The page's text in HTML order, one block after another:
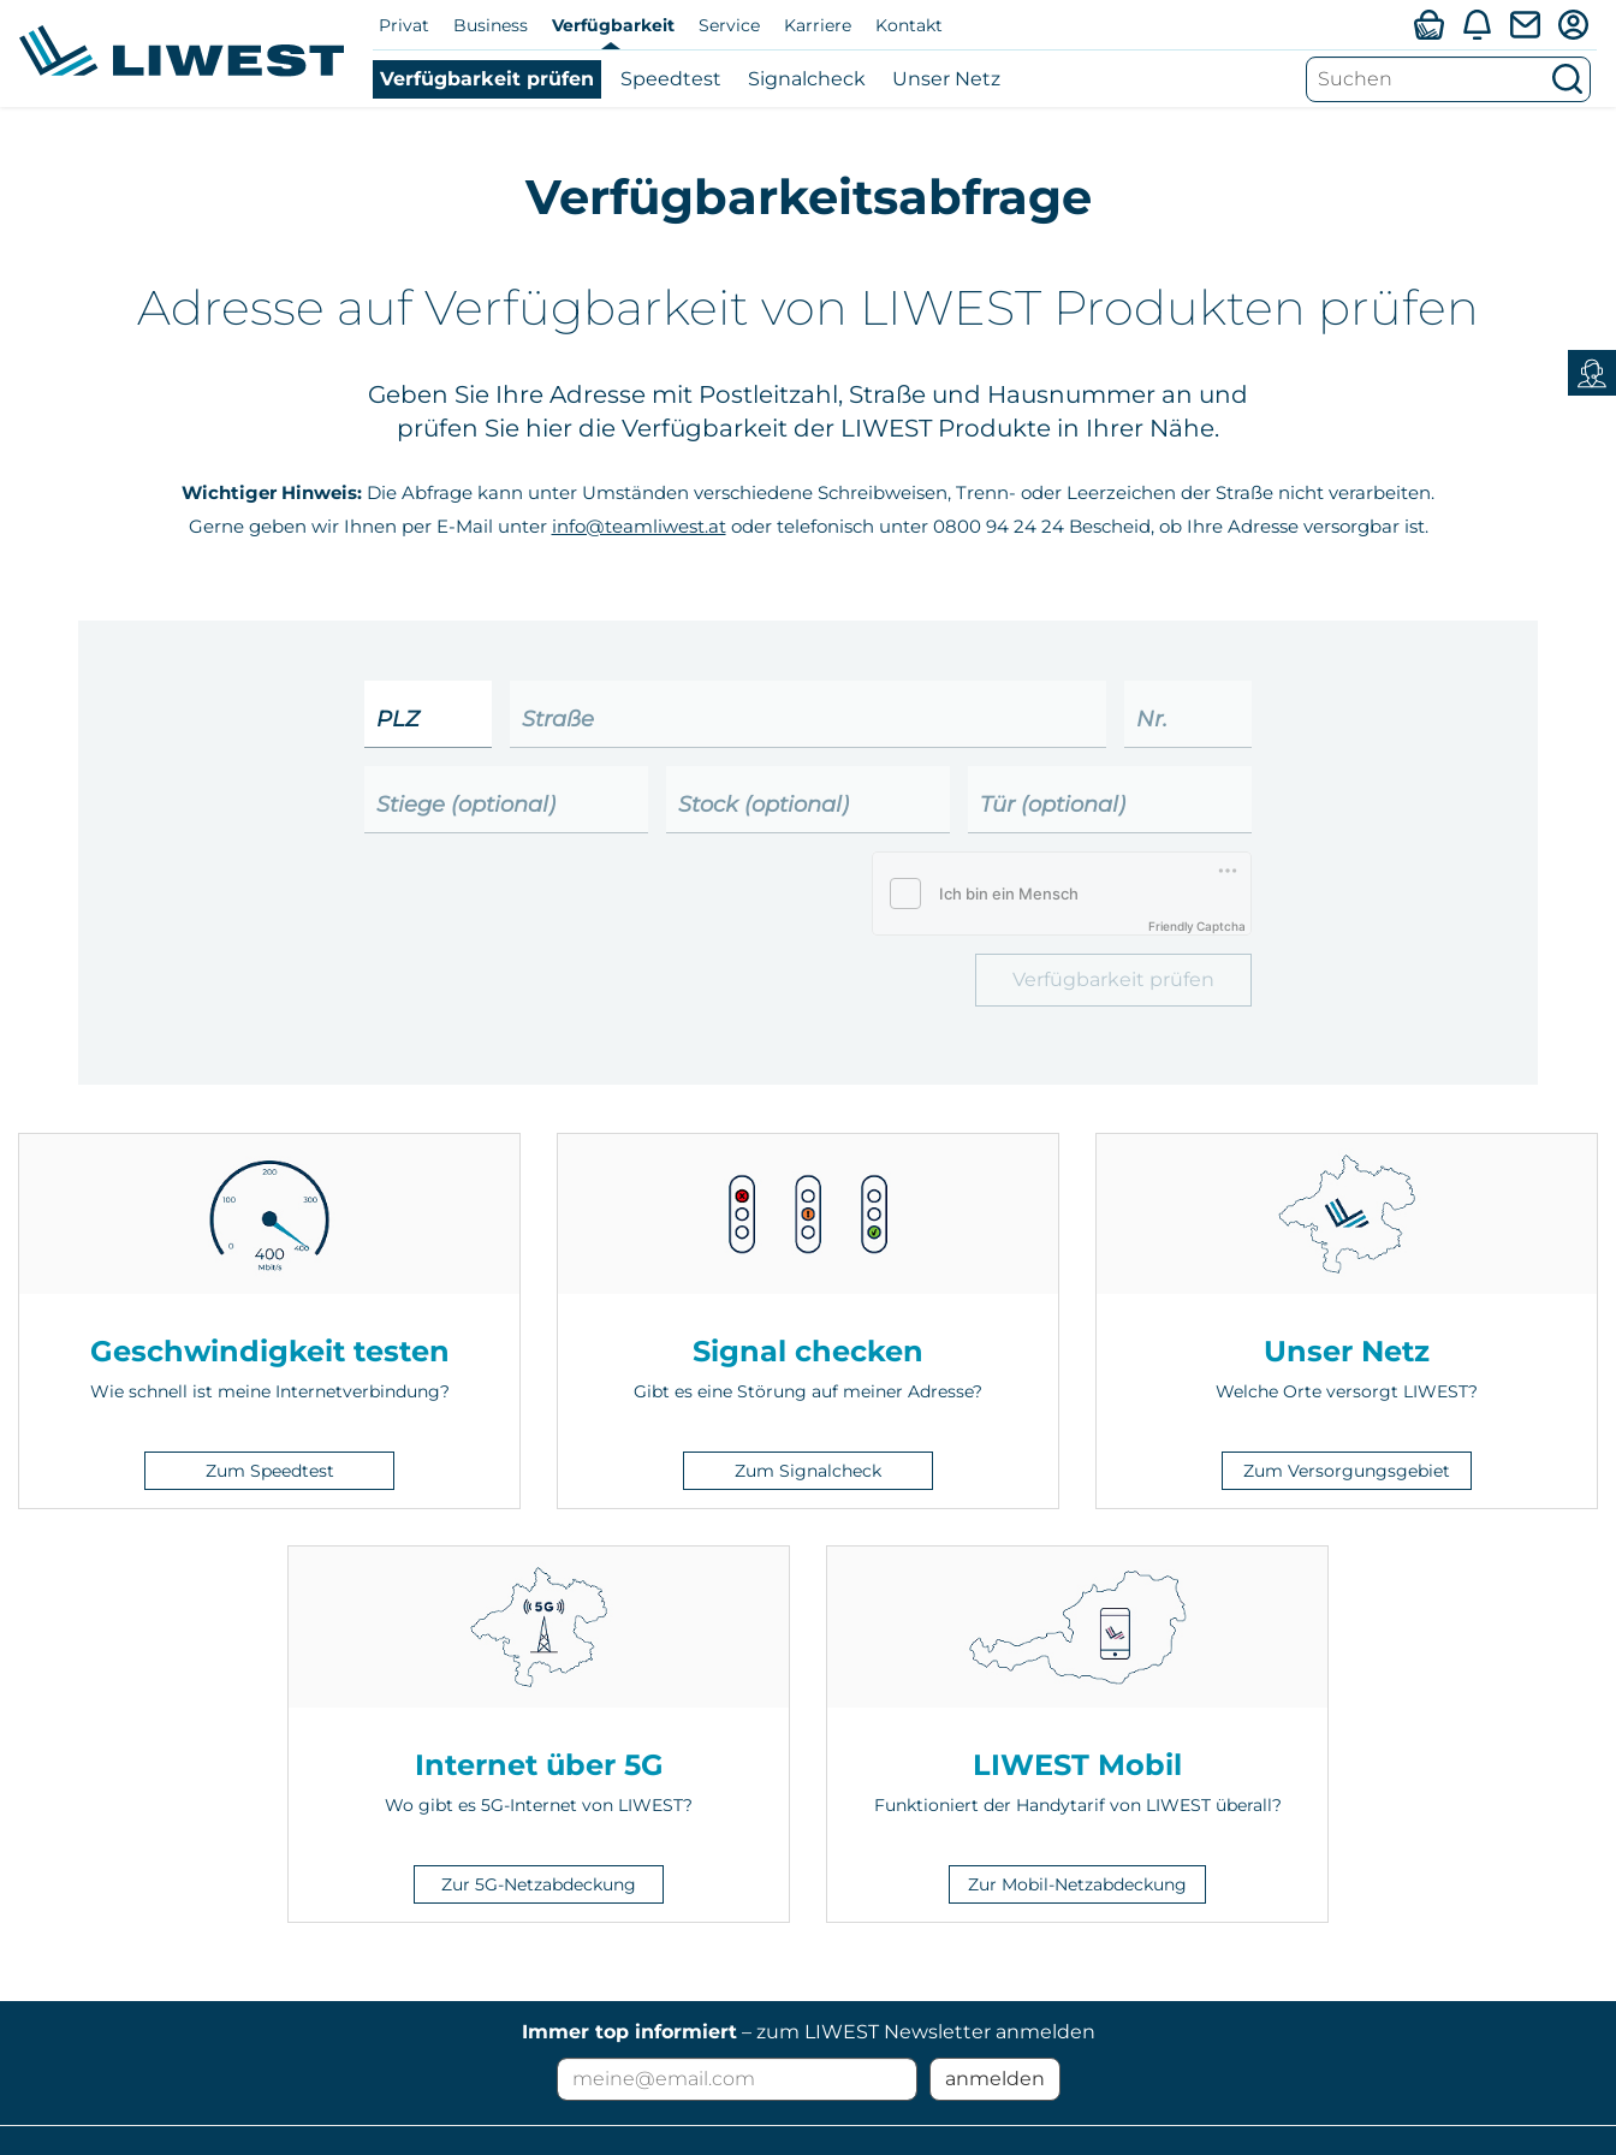
Privat Business Verfügbarkeit Service Karriere Kontakt
Verfügbarkeit prüfen Speedtest Signalcheck Unser Netz
Business
Verfügbarkeit
Karriere
Verfügbarkeitsabfrage
Adresse auf Verfügbarkeit von LIWEST Produkten prüfen
Geben Sie Ihre Adresse mit Postleitzahl, Straße und Hausnummer an und
prüfen Sie hier die Verfügbarkeit der LIWEST Produkte in Ihrer Nähe.
Wichtiger Hinweis: Die Abfrage kann unter Umständen verschiedene Schreibweisen, Trenn- oder Leerzeichen der Straße nicht verarbeiten.
Gerne geben wir Ihnen per E-Mail unter info@teamliwest.atoder telefonisch unter 0800 94 24 24 Bescheid, ob Ihre Adresse versorgbar ist.
PLZ Straße Nr.
Stiege (optional) Stock (optional) Tür (optional)
Friendly Captcha
Geschwindigkeit testen
Wie schnell ist meine Internetverbindung?
Zum Speedtest
Signal checken
Gibt es eine Störung auf meiner Adresse?
Zum Signalcheck
Unser Netz
Welche Orte versorgt LIWEST?
Zum Versorgungsgebiet
Internet über 5G
Wo gibt es 5G-Internet von LIWEST?
Zur 5G-Netzabdeckung
LIWEST Mobil
Funktioniert der Handytarif von LIWEST überall?
Zur Mobil-Netzabdeckung
Immer top informiert– zum LIWEST Newsletter anmelden
Mail
Adresse
anmelden